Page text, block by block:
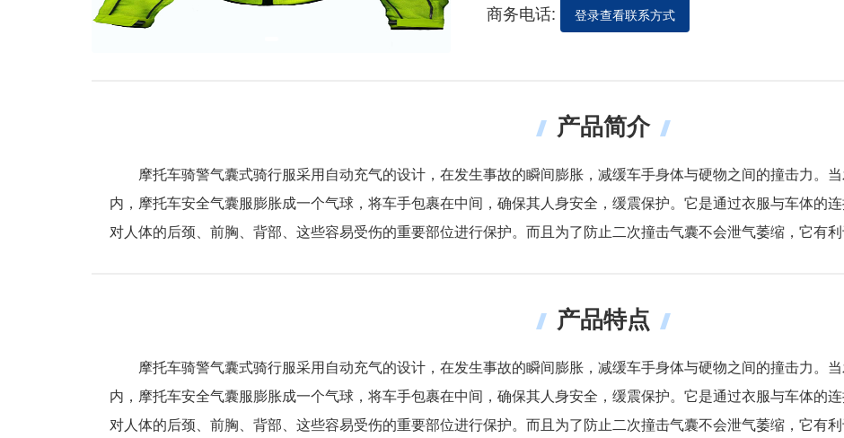
商务电话:
登录查看联系方式
产品简介
摩托车骑警气囊式骑行服采用自动充气的设计，在发生事故的瞬间膨胀，减缓车手身体与硬物之间的撞击力。
内，摩托车安全气囊服膨胀成一个气球，将车手包裹在中间，确保其人身安全，缓震保护。它是通过衣服与车体的
对人体的后颈、前胸、背部、这些容易受伤的重要部位进行保护。而且为了防止二次撞击气囊不会泄气萎缩，它有利
产品特点
摩托车骑警气囊式骑行服采用自动充气的设计，在发生事故的瞬间膨胀，减缓车手身体与硬物之间的撞击力。
内，摩托车安全气囊服膨胀成一个气球，将车手包裹在中间，确保其人身安全，缓震保护。它是通过衣服与车体的
对人体的后颈、前胸、背部、这些容易受伤的重要部位进行保护。而且为了防止二次撞击气囊不会泄气萎缩，它有